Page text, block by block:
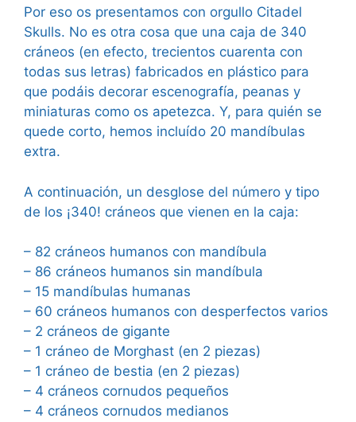
Por eso os presentamos con orgullo Citadel
Skulls. No es otra cosa que una caja de 340
cráneos (en efecto, trecientos cuarenta con
todas sus letras) fabricados en plástico para
que podáis decorar escenografía, peanas y
miniaturas como os apetezca. Y, para quién se
quede corto, hemos incluído 20 mandíbulas
extra.
A continuación, un desglose del número y tipo
de los ¡340! cráneos que vienen en la caja:
– 82 cráneos humanos con mandíbula
– 86 cráneos humanos sin mandíbula
– 15 mandíbulas humanas
– 60 cráneos humanos con desperfectos varios
– 2 cráneos de gigante
– 1 cráneo de Morghast (en 2 piezas)
– 1 cráneo de bestia (en 2 piezas)
– 4 cráneos cornudos pequeños
– 4 cráneos cornudos medianos